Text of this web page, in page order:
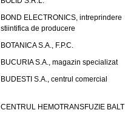
BOND ELECTRONICS, intreprindere
stiintifica de producere
BOTANICA S.A., F.P.C.
BUCURIA S.A., magazin specializat
BUDESTI S.A., centrul comercial
CENTRUL HEMOTRANSFUZIE